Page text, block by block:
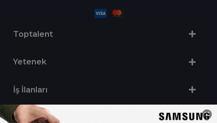
Toptalent
Yetenek
İş İlanları
Sertifika Programları